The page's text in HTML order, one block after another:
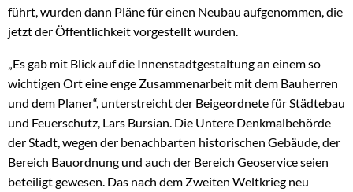
führt, wurden dann Pläne für einen Neubau aufgenommen, die
jetzt der Öffentlichkeit vorgestellt wurden.
„Es gab mit Blick auf die Innenstadtgestaltung an einem so
wichtigen Ort eine enge Zusammenarbeit mit dem Bauherren
und dem Planer“, unterstreicht der Beigeordnete für Städtebau
und Feuerschutz, Lars Bursian. Die Untere Denkmalbehörde
der Stadt, wegen der benachbarten historischen Gebäude, der
Bereich Bauordnung und auch der Bereich Geoservice seien
beteiligt gewesen. Das nach dem Zweiten Weltkrieg neu